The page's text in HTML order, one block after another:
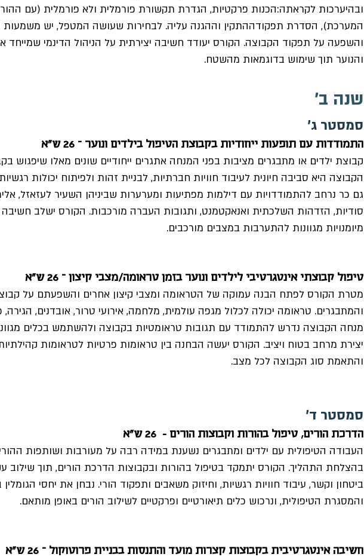
ובהיערכות לקראתה:הכנות פרקטיות, הגדרת תקשורת פורמלית ולא פורמלית (עם
המערכת), הסדרת תפקודההתקין וההגנה עליה. לבחירות שעושה המטפל, יש
והשפעה על תפקוד הקבוצה. הקורס יעודד חשיבה יצירתית על הניהול הדינמי שמייחד
והנוער תוך שימוש בדוגמאות מהשטח.
שנה ב'
סמסטר ג'
התמודדות עם תופעות ייחודיות בקבוצת הטיפול בילדים ונוער – 26 ש"א
קבוצת ילדים או מתבגרים מציבות בפני המנחה אתגרים ייחודיים שונים מאלו שיפגוש
הקבוצה היא סביבה חיונית לעיבוד חוויות חברתיות, לבניית זהות ולפיתוח יכולות
גם כר נרחב להתמודדויות עם דילמות מפתיעות ומערערות שביניהן השעיר לעזאזל,
סודיות, הזדהות השלכתית ואנאקטמנט, ותגובות העברה מורכבות. הקורס ישלב חשיבה
מיומנויות מגוונות להתערבות במצבים מורכבים.
טיפול קבוצתי אינטגרטיבי לילדים ונוער בזמן טראומה/מצבי קיצון – 26 ש"א
מטרת הקורס לפתח הבנה עמוקה של הטראומה ומצבי קיצון אחרים והשפעתם על
והמתבגרים. טראומה יכולה לכלול מגפה עולמית, מלחמה, אירועי טרור, אובדנים, הגירה,
מנחה הקבוצה נדרש להתמודד עם תגובות טראומטיות בקבוצה ולהשתמש בכלים
יצירת מרחב בטוח ויציב. הקורס יעשה הבחנה בין טראומות פרטיות לטראומות
והתאמת סוג הקבוצה לכל מצב.
סמסטר ד'
הדרכת הורים, טיפול בהורות וקבוצות הורים -  26 ש"א
העבודה הטיפולית עם ילדים ומתבגרים נשענת במידה רבה על מעורבות ושותפות
ביטחון וקשר, עיבוד חוויות רגשיות, וחיזוק משאבים ותפקוד הורי. נבחן את יחסי הגומלין
והמסגרת הטיפולית, ונרכוש כלים תיאורטיים ופרקטיים לשילוב הורים באופן מותאם.
חשיבה אינטגרטיבית בקבוצות קצרות מועד והתנסות בבניית פרוטוקול – 26 ש"א